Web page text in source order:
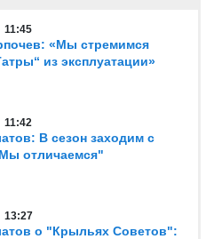
11:45
«Мы стремимся
из эксплуатации»
11:42
В сезон заходим с
отличаемся"
13:27
о "Крыльях Советов":